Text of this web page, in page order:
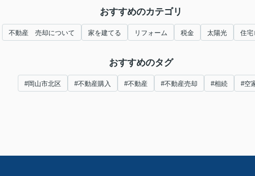
おすすめのカテゴリ
不動産 売却について 家を建てる リフォーム 税金 太陽光 住宅
おすすめのタグ
#岡山市北区 #不動産購入 #不動産 #不動産売却 #相続 #空